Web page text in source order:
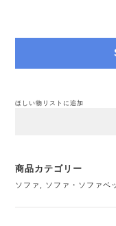
ほしい物リストに追加
商品カテゴリー
ソファ ソファ・ソファベ